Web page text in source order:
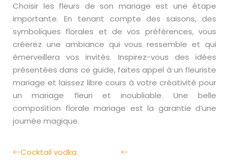
Choisir les fleurs de son mariage est une étape
importante. En tenant compte des saisons, des
symboliques florales et de vos préférences, vous
créerez une ambiance qui vous ressemble et qui
émerveillera vos invités. Inspirez-vous des idées
présentées dans ce guide, faites appel à un fleuriste
mariage et laissez libre cours à votre créativité pour
un mariage fleuri et inoubliable. Une belle
composition florale mariage est la garantie d’une
journée magique.
Cocktail vodka